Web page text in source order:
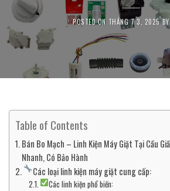
POSTED ON THÁNG 7 3, 2025
Table of Contents
Bán Bo Mạch – Linh Kiện Máy Giặt Tại Cầu
Nhanh, Có Bảo Hành
Các loại linh kiện máy giặt cung cấp:
Các linh kiện phổ biến: